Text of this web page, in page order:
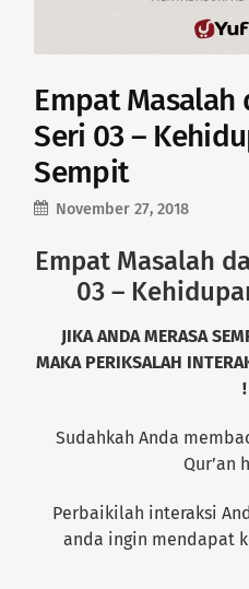
Empat Masalah
Seri 03 –
Sempit
November 27, 2018
Empat Masalah
03 –
JIKA ANDA MERASA
MAKA PERIKSALAH
!
Sudahkah Anda
Qur’an
Perbaikilah interaksi
anda ingin mendapat